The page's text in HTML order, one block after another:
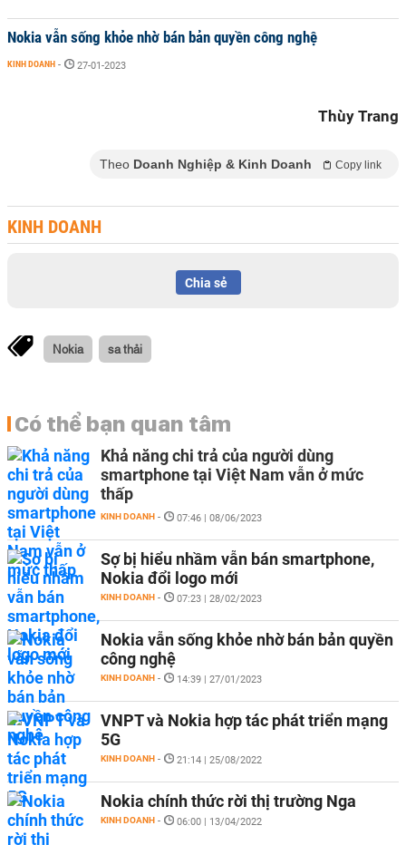
Nokia vẫn sống khỏe nhờ bán bản quyền công nghệ
KINH DOANH - 27-01-2023
Thùy Trang
Theo Doanh Nghiệp & Kinh Doanh Copy link
KINH DOANH
Chia sẻ
Nokia sa thải
Có thể bạn quan tâm
Khả năng chi trả của người dùng
smartphone tại Việt Nam vẫn ở mức
thấp
KINH DOANH - 07:46 | 08/06/2023
Sợ bị hiểu nhầm vẫn bán smartphone,
Nokia đổi logo mới
KINH DOANH - 07:23 | 28/02/2023
Nokia vẫn sống khỏe nhờ bán bản quyền
công nghệ
KINH DOANH - 14:39 | 27/01/2023
VNPT và Nokia hợp tác phát triển mạng
5G
KINH DOANH - 21:14 | 25/08/2022
Nokia chính thức rời thị trường Nga
KINH DOANH - 06:00 | 13/04/2022